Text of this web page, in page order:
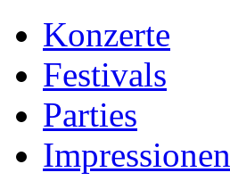
Konzerte
Festivals
Parties
Impressionen